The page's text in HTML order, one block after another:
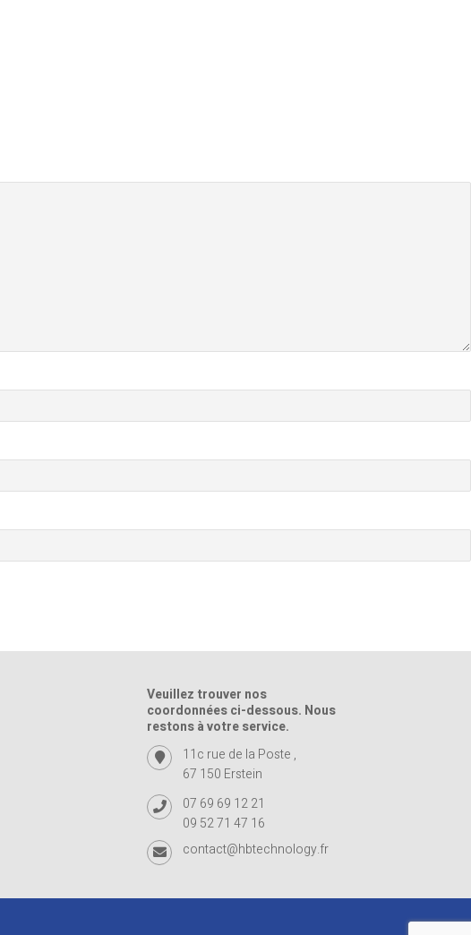
Veuillez trouver nos
coordonnées ci-dessous. Nous
restons à votre service.
11c rue de la Poste ,
67 150 Erstein
07 69 69 12 21
09 52 71 47 16
contact@hbtechnology.fr